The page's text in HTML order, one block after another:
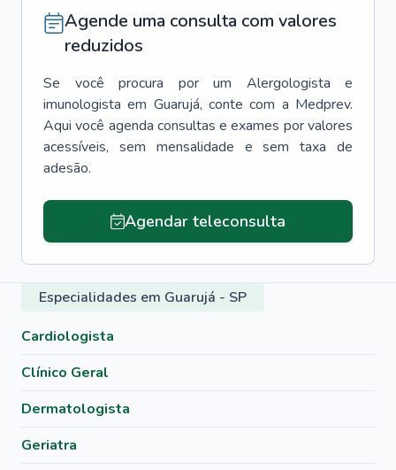
Agende uma consulta com valores
reduzidos
Se você procura por um
Alergologista e
imunologista em Guarujá, conte com a Medprev.
Aqui você agenda consultas e exames por valores
acessíveis, sem mensalidade e sem taxa de
adesão.
Agendar teleconsulta
Especialidades em Guarujá - SP
Cardiologista
Clínico Geral
Dermatologista
Geriatra